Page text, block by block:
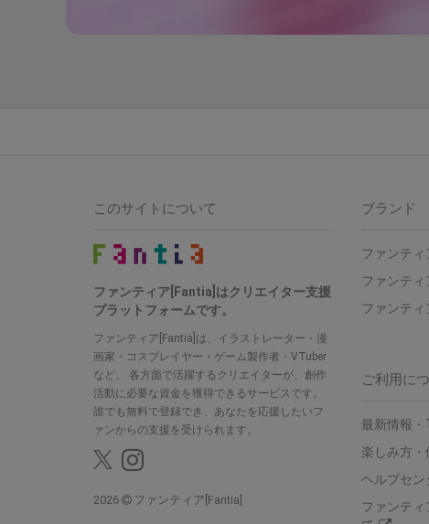
ブランド
ファンティ
ファンティ
ファンティ
ご利用に
最新情報・
楽しみ方・
ヘルプセン
ファンテ
このサイトについて
ファンティア[Fantia]はクリエイター支援
プラットフォームです。
ファンティア[Fantia]は、イラストレーター・漫
画家・コスプレイヤー・ゲーム製作者・VTuber
など、 各方面で活躍するクリエイターが、創作
活動に必要な資金を獲得できるサービスです。
誰でも無料で登録でき、あなたを応援したいフ
ァンからの支援を受けられます。
2026 ファンティア[Fantia]